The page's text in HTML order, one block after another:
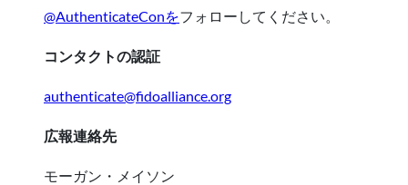
@AuthenticateConをフォローしてください。
コンタクトの認証
authenticate@fidoalliance.org
広報連絡先
モーガン・メイソン